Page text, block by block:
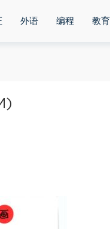
外语 编程 教育